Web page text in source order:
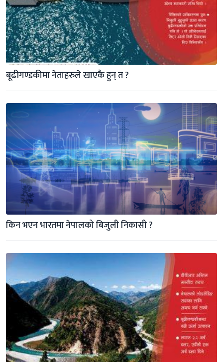
बूढीगण्डकीमा नेताहरुले खाएकै हुन् त ?
किन भएन भारतमा नेपालको बिजुली निकासी ?